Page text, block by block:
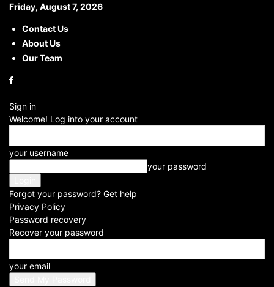
Friday, August 7, 2026
Contact Us
About Us
Our Team
Sign in
Welcome! Log into your account
your username
your password
Forgot your password? Get help
Privacy Policy
Password recovery
Recover your password
your email
Home Others